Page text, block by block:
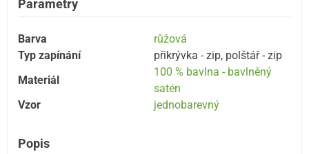
Parametry
Barva
růžová
Typ zapínání
přikrývka - zip, polštář - zip
Materiál
100 % bavlna - bavlněný
satén
Vzor
jednobarevný
Popis